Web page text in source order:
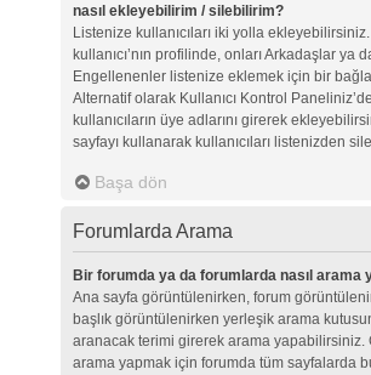
nasıl ekleyebilirim / silebilirim?
Listenize kullanıcıları iki yolla
kullanıcı’nın profilinde, onları Arkadaşlar ya
Engellenenler listenize eklemek için bir
Alternatif olarak Kullanıcı Kontrol
kullanıcıların üye adlarını girerek
sayfayı kullanarak kullanıcıları listenizden
Başa dön
Forumlarda Arama
Bir forumda ya da forumlarda nasıl arama
Ana sayfa görüntülenirken, forum
başlık görüntülenirken yerleşik arama
aranacak terimi girerek arama yapabilirsiniz.
arama yapmak için forumda tüm sayfalarda